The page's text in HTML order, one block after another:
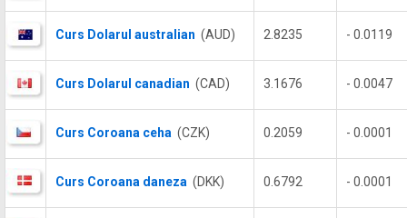
Curs Dolarul australian (AUD) 2.8235 - 0.0119
Curs Dolarul canadian (CAD) 3.1676 - 0.0047
Curs Coroana ceha (CZK) 0.2059 - 0.0001
Curs Coroana daneza (DKK) 0.6792 - 0.0001